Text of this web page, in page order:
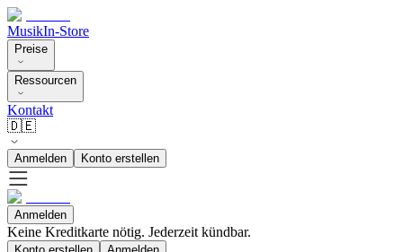
MusikIn-Store
Preise
Ressourcen
Kontakt
🇩🇪
Anmelden Konto erstellen
Anmelden
Keine Kreditkarte nötig. Jederzeit kündbar.